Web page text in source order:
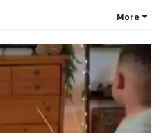
More